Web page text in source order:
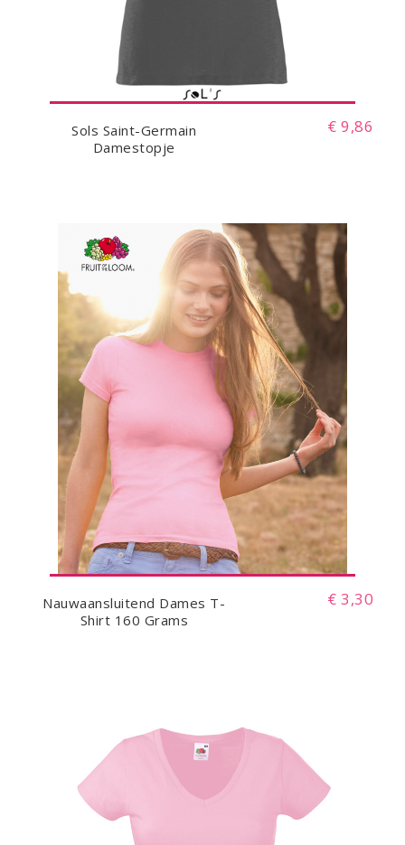
Sols Saint-Germain
Damestopje
€ 9,86
Nauwaansluitend Dames T-
Shirt 160 Grams
€ 3,30